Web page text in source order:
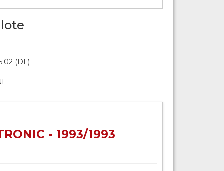
(DF)
- 1993/1993